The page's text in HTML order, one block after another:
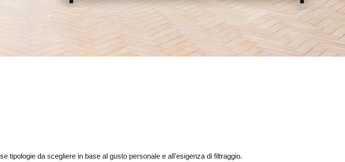
tipologie da scegliere in base al gusto personale e all’esigenza di filtraggio.